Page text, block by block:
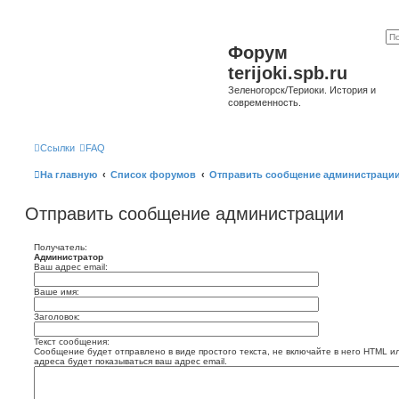
Форум
terijoki.spb.ru
Зеленогорск/Териоки. История и
современность.
Ссылки FAQ
На главную Список форумов Отправить сообщение
Отправить сообщение администрации
Получатель:
Администратор
Ваш адрес email:
Ваше имя:
Заголовок:
Текст сообщения:
Сообщение будет отправлено в виде простого текста, не включайте в него HTML
адреса будет показываться ваш адрес email.